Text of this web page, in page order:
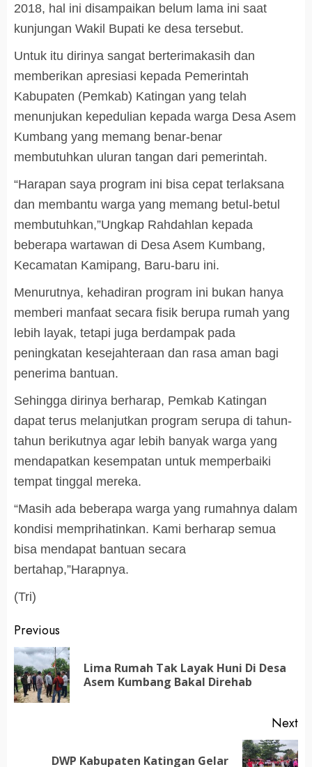
2018, hal ini disampaikan belum lama ini saat
kunjungan Wakil Bupati ke desa tersebut.
Untuk itu dirinya sangat berterimakasih dan
memberikan apresiasi kepada Pemerintah
Kabupaten (Pemkab) Katingan yang telah
menunjukan kepedulian kepada warga Desa Asem
Kumbang yang memang benar-benar
membutuhkan uluran tangan dari pemerintah.
“Harapan saya program ini bisa cepat terlaksana
dan membantu warga yang memang betul-betul
membutuhkan,”Ungkap Rahdahlan kepada
beberapa wartawan di Desa Asem Kumbang,
Kecamatan Kamipang, Baru-baru ini.
Menurutnya, kehadiran program ini bukan hanya
memberi manfaat secara fisik berupa rumah yang
lebih layak, tetapi juga berdampak pada
peningkatan kesejahteraan dan rasa aman bagi
penerima bantuan.
Sehingga dirinya berharap, Pemkab Katingan
dapat terus melanjutkan program serupa di tahun-
tahun berikutnya agar lebih banyak warga yang
mendapatkan kesempatan untuk memperbaiki
tempat tinggal mereka.
“Masih ada beberapa warga yang rumahnya dalam
kondisi memprihatinkan. Kami berharap semua
bisa mendapat bantuan secara
bertahap,”Harapnya.
(Tri)
Post
navigation
Previous
Lima Rumah Tak Layak Huni Di Desa
Asem Kumbang Bakal Direhab
Next
DWP Kabupaten Katingan Gelar